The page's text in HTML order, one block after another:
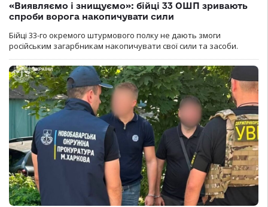
«Виявляємо і знищуємо»: бійці 33 ОШП зривають
спроби ворога накопичувати сили
Бійці 33-го окремого штурмового полку не дають змоги
російським загарбникам накопичувати свої сили та засоби.